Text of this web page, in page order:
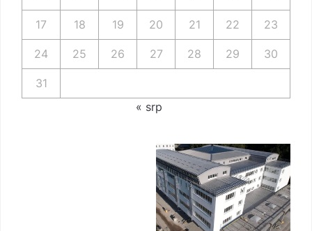
17 18 19 20 21 22 23
24 25 26 27 28 29 30
31
« srp